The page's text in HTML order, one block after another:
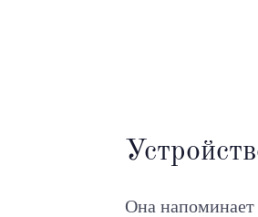
Она